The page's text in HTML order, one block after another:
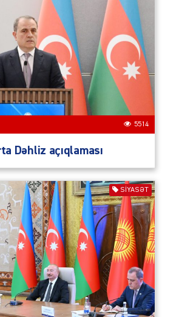
5514
Dəhliz açıqlaması
SIYASƏT